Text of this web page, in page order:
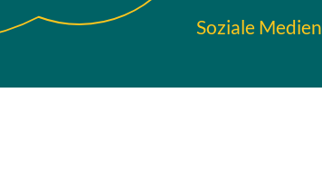
Soziale Medien